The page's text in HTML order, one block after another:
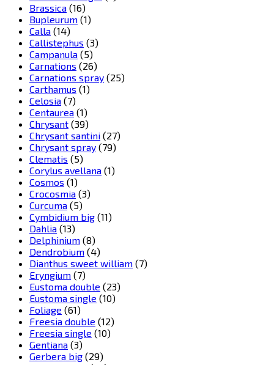
Brassica (16)
Bupleurum (1)
Calla (14)
Callistephus (3)
Campanula (5)
Carnations (26)
Carnations spray (25)
Carthamus (1)
Celosia (7)
Centaurea (1)
Chrysant (39)
Chrysant santini (27)
Chrysant spray (79)
Clematis (5)
Corylus avellana (1)
Cosmos (1)
Crocosmia (3)
Curcuma (5)
Cymbidium big (11)
Dahlia (13)
Delphinium (8)
Dendrobium (4)
Dianthus sweet william (7)
Eryngium (7)
Eustoma double (23)
Eustoma single (10)
Foliage (61)
Freesia double (12)
Freesia single (10)
Gentiana (3)
Gerbera big (29)